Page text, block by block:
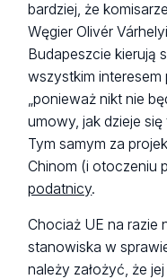
bardziej, że
Węgier Olivér
Budapeszcie kierują
wszystkim
„ponieważ nikt nie
umowy, jak dzieje
Tym samym za
Chinom (i otoczeniu
podatnicy.
Chociaż UE na razie
stanowiska w
należy założyć, że